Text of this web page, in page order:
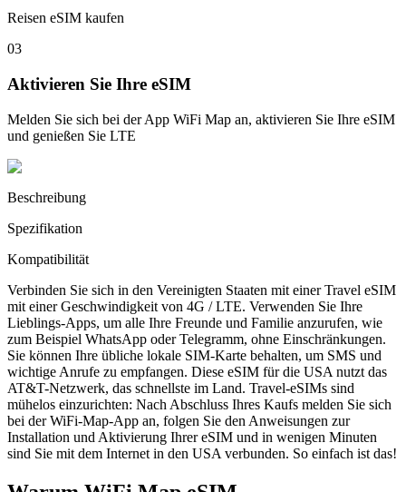
Reisen eSIM kaufen
03
Aktivieren Sie Ihre eSIM
Melden Sie sich bei der App WiFi Map an, aktivieren Sie Ihre eSIM
und genießen Sie LTE
Beschreibung
Spezifikation
Kompatibilität
Verbinden Sie sich in den Vereinigten Staaten mit einer Travel eSIM
mit einer Geschwindigkeit von 4G / LTE. Verwenden Sie Ihre
Lieblings-Apps, um alle Ihre Freunde und Familie anzurufen, wie
zum Beispiel WhatsApp oder Telegramm, ohne Einschränkungen.
Sie können Ihre übliche lokale SIM-Karte behalten, um SMS und
wichtige Anrufe zu empfangen. Diese eSIM für die USA nutzt das
AT&T-Netzwerk, das schnellste im Land. Travel-eSIMs sind
mühelos einzurichten: Nach Abschluss Ihres Kaufs melden Sie sich
bei der WiFi-Map-App an, folgen Sie den Anweisungen zur
Installation und Aktivierung Ihrer eSIM und in wenigen Minuten
sind Sie mit dem Internet in den USA verbunden. So einfach ist das!